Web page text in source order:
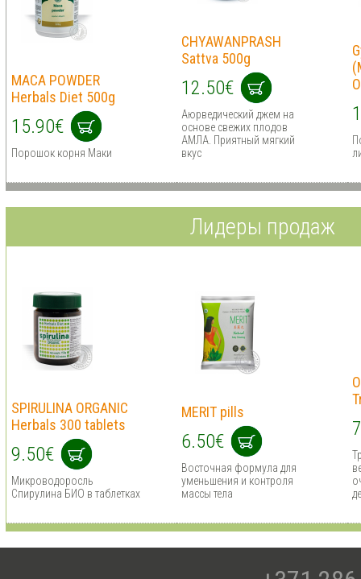
MACA POWDER
Herbals Diet 500g
15.90€
Порошок корня Маки
CHYAWANPRASH
Sattva 500g
12.50€
Аюрведический джем на
основе свежих плодов
АМЛА. Приятный мягкий
вкус
Лидеры продаж
SPIRULINA ORGANIC
Herbals 300 tablets
9.50€
Микроводоросль
Спирулина БИО в таблетках
MERIT pills
6.50€
Восточная формула для
уменьшения и контроля
массы тела